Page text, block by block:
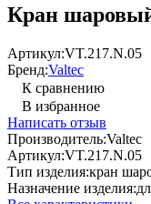
Кран
Артикул:VT.217.N.05
Бренд:Valtec
К сравнению
В избранное
Написать отзыв
Производитель:Valtec
Артикул:VT.217.N.05
Тип изделия:кран
Назначение изделия: